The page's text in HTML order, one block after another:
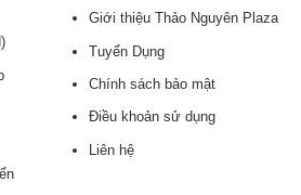
Giới thiệu Thảo Nguyên Plaza
Tuyển Dụng
Chính sách bảo mật
Điều khoản sử dụng
Liên hệ